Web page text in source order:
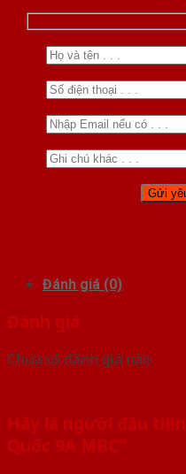
Đánh giá (0)
Đánh giá
Chưa có đánh giá nào.
Hãy là người đầu
Quốc 9A MBC”